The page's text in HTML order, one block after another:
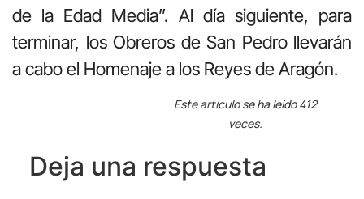
de la Edad Media”. Al día siguiente, para
terminar, los Obreros de San Pedro llevarán
a cabo el Homenaje a los Reyes de Aragón.
Este artículo se ha leído 412
veces.
Deja una respuesta